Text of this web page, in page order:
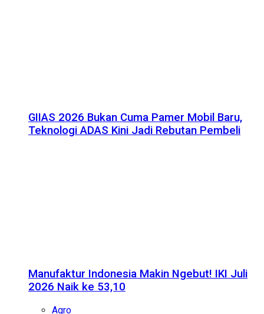
GIIAS 2026 Bukan Cuma Pamer Mobil Baru,
Teknologi ADAS Kini Jadi Rebutan Pembeli
Manufaktur Indonesia Makin Ngebut! IKI Juli
2026 Naik ke 53,10
Agro